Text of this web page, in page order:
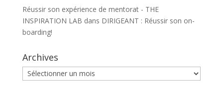
Réussir son expérience de mentorat - THE
INSPIRATION LAB dans DIRIGEANT : Réussir son on-
boarding!
Archives
Archives